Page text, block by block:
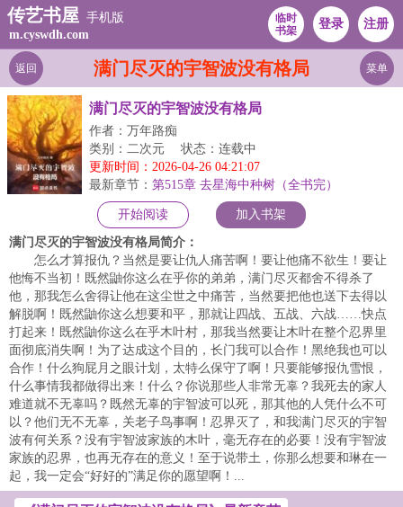
传艺书屋 手机版
m.cyswdh.com
临时
书架
登录 注册
满门尽灭的宇智波没有格局
返回 菜单
满门尽灭的宇智波没有格局
作者：万年路痴
类别：二次元
状态：连载中
更新时间：2026-04-26 04:21:07
最新章节： 第515章 去星海中种树（全书完）
开始阅读 加入书架
满门尽灭的宇智波没有格局简介：
怎么才算报仇？当然是要让仇人痛苦啊！要让他痛不欲生！要让
他悔不当初！既然鼬你这么在乎你的弟弟，满门尽灭都舍不得杀了
他，那我怎么舍得让他在这尘世之中痛苦，当然要把他也送下去得以
解脱啊！既然鼬你这么想要和平，那就让四战、五战、六战……快点
打起来！既然鼬你这么在乎木叶村，那我当然要让木叶在整个忍界里
面彻底消失啊！为了达成这个目的，长门我可以合作！黑绝我也可以
合作！什么狗屁月之眼计划，太特么保守了啊！只要能够报仇雪恨，
什么事情我都做得出来！什么？你说那些人非常无辜？我死去的家人
难道就不无辜吗？既然无辜的宇智波可以死，那其他的人凭什么不可
以？他们无不无辜，关老子鸟事啊！忍界灭了，和我满门尽灭的宇智
波有何关系？没有宇智波家族的木叶，毫无存在的必要！没有宇智波
家族的忍界，也再无存在的意义！至于说带土，你那么想要和琳在一
起，我一定会“好好的”满足你的愿望啊！...